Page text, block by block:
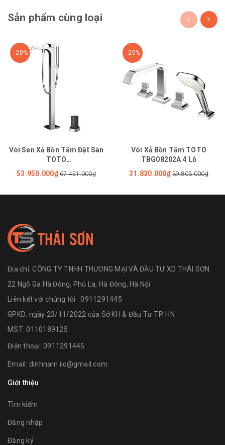
Sản phẩm cùng loại
- 20%
Vòi Sen Xả Bồn Tắm Đặt Sàn
TOTO
TBG08306A/TBN01105B
53.950.000₫ 67.451.000₫
- 20%
Vòi Xả Bồn Tắm TOTO
TBG08202A 4 Lỗ
31.830.000₫ 39.803.000₫
Địa chỉ:CÔNG TY TNHH THƯƠNG MẠI VÀ ĐẦU TƯ XD THÁI SƠN
22 Ngõ Ga Hà Đông, Phú La, Hà Đông, Hà Nội
Liên kết với chúng tôi : 0911291445
GPKD: ngày 23/11/2022 của Sở KH & Đầu Tư TP. HN
MST: 0110189125
Điện thoại: 0911291445
Email: dinhnam.iic@gmail.com
Giới thiệu
Tìm kiếm
Đăng nhập
Đăng ký